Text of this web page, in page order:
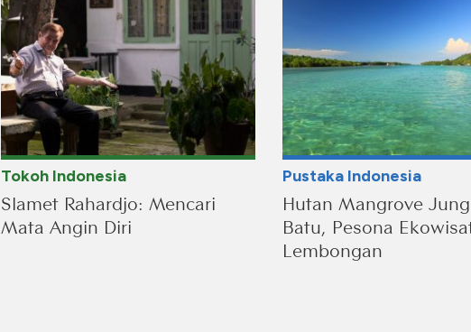
Tokoh Indonesia
Slamet Rahardjo: Mencari
Mata Angin Diri
Pustaka Indonesia
Hutan Mangrove
Batu, Pesona
Lembongan